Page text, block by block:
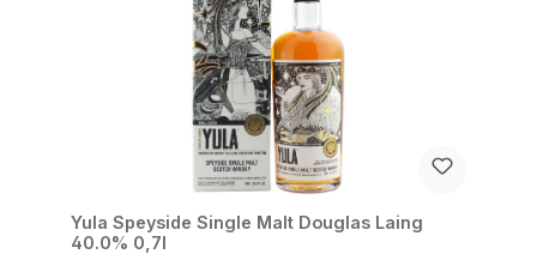
Yula Speyside Single Malt Douglas Laing
40.0% 0,7l